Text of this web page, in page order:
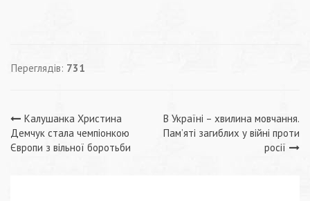
Переглядів: 731
Навігація
записів
Калушанка Христина
Демчук стала чемпіонкою
Європи з вільної боротьби
В Україні – хвилина мовчання.
Пам’яті загиблих у війні проти
росії